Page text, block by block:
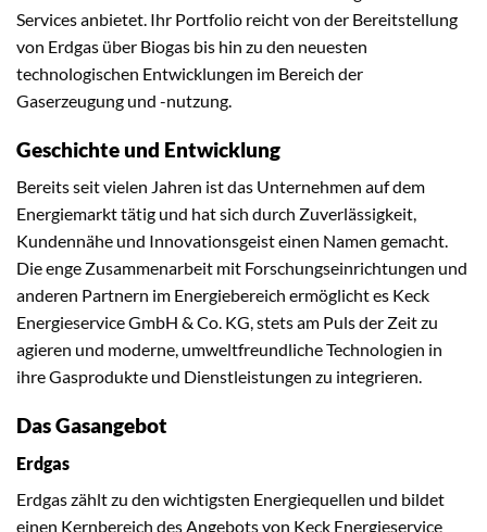
Services anbietet. Ihr Portfolio reicht von der Bereitstellung
von Erdgas über Biogas bis hin zu den neuesten
technologischen Entwicklungen im Bereich der
Gaserzeugung und -nutzung.
Geschichte und Entwicklung
Bereits seit vielen Jahren ist das Unternehmen auf dem
Energiemarkt tätig und hat sich durch Zuverlässigkeit,
Kundennähe und Innovationsgeist einen Namen gemacht.
Die enge Zusammenarbeit mit Forschungseinrichtungen und
anderen Partnern im Energiebereich ermöglicht es Keck
Energieservice GmbH & Co. KG, stets am Puls der Zeit zu
agieren und moderne, umweltfreundliche Technologien in
ihre Gasprodukte und Dienstleistungen zu integrieren.
Das Gasangebot
Erdgas
Erdgas zählt zu den wichtigsten Energiequellen und bildet
einen Kernbereich des Angebots von Keck Energieservice